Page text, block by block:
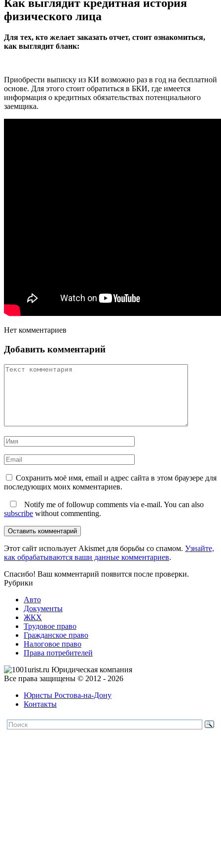
Как выглядит кредитная история
физического лица
Для тех, кто желает заказать отчет, стоит ознакомиться,
как выглядит бланк:
Приобрести выписку из КИ возможно раз в год на бесплатной
основе. Для этого стоит обратиться в БКИ, где имеется
информация о кредитных обязательствах потенциального
заемщика.
Нет комментариев
Добавить комментарий
Сохранить моё имя, email и адрес сайта в этом браузере для
последующих моих комментариев.
Notify me of followup comments via e-mail. You can also
subscribe without commenting.
Оставить комментарий
Этот сайт использует Akismet для борьбы со спамом. Узнайте,
как обрабатываются ваши данные комментариев.
Спасибо! Ваш комментарий появится после проверки.
Рубрики
Авто
Документы
ЖКХ
Трудовое право
Гражданское право
Налоговое право
Права потребителей
Все права защищены © 2012 - 2026
Юристы Ростова-на-Дону
Контакты